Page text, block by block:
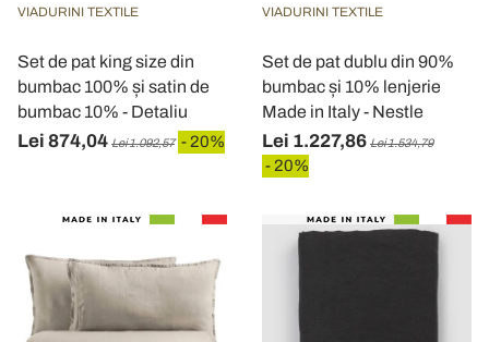
VIADURINI TEXTILE
Set de pat king size din
bumbac 100% și satin de
bumbac 10% - Detaliu
Lei 874,04 Lei 1.092,57 - 20%
VIADURINI TEXTILE
Set de pat dublu din 90%
bumbac și 10% lenjerie
Made in Italy - Nestle
Lei 1.227,86 Lei 1.534,79
- 20%